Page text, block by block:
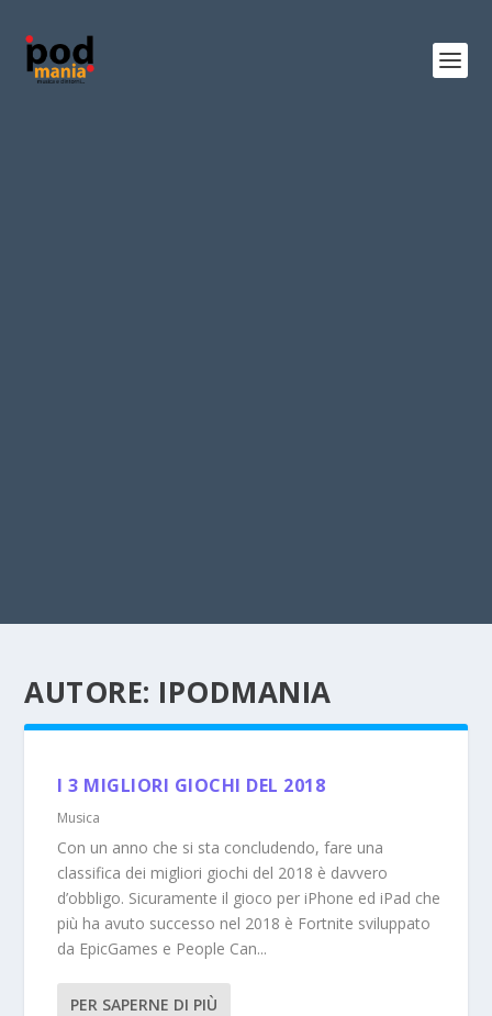
AUTORE: IPODMANIA
I 3 MIGLIORI GIOCHI DEL 2018
Musica
Con un anno che si sta concludendo, fare una
classifica dei migliori giochi del 2018 è davvero
d’obbligo. Sicuramente il gioco per iPhone ed iPad che
più ha avuto successo nel 2018 è Fortnite sviluppato
da EpicGames e People Can...
PER SAPERNE DI PIÙ